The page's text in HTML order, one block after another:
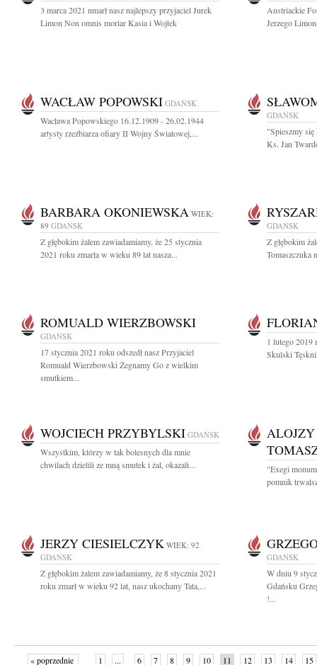
3 marca 2021 umarł nasz najlepszy przyjaciel Jurek
Limon Non omnis moriar Kasia i Wojtek
Austriackie
Jerzego
WACŁAW POPOWSKI GDAŃSK
Wacława Popowskiego 16.12.1909 - 26.02.1944
artysty rzeźbiarza ofiary II Wojny Światowej,...
GDAŃSK
"Spieszmy
Ks. Jan
BARBARA OKONIEWSKA WIEK:
89 GDAŃSK
Z głębokim żalem zawiadamiamy, że 25 stycznia
2021 roku zmarła w wieku 89 lat nasza...
GDAŃSK
Z głębokim
Tomaszczuka
ROMUALD WIERZBOWSKI
GDAŃSK
17 stycznia 2021 roku odszedł nasz Przyjaciel
Romuald Wierzbowski Żegnamy Go z wielkim
smutkiem...
1 lutego 2019
Skulski
WOJCIECH PRZYBYLSKI GDAŃSK
Wszystkim, którzy w tak bolesnych dla mnie
chwilach dzielili ze mną smutek i żal, okazali...
"Exegi
pomnik
JERZY CIESIELCZYK WIEK: 92
GDAŃSK
Z głębokim żalem zawiadamiamy, że 8 stycznia 2021
roku zmarł w wieku 92 lat, nasz ukochany Tata,...
GDAŃSK
W dniu 9
Gdańsku
!...
« poprzednie 1 ... 6 7 8 9 10 11 12 13 14 15